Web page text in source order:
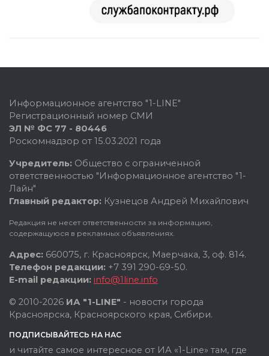
Информационное агентство "1-LINE"
Регистрационный номер СМИ
ЭЛ № ФС 77 - 80446
Роскомнадзор от 15.03.2021 года
Учредитель: Общество с ограниченной
ответственностью "Информационное агентство "1-
Лайн"
Главный редактор: Кузнецов Андрей Михайлович
Редакция не несет ответственности за информацию,
содержащуюся в рекламных объявлениях.
Адрес: 660075, г. Красноярск, Маерчака, 3, оф. 814.
Телефон редакции: +7 391 290-69-50.
E-mail редакции: info@1line.info
© 2010-2026 ИА "1-LINE" - новости города
Красноярска, Красноярского края, Сибири.
ПОДПИСЫВАЙТЕСЬ НА НАС
и читайте самое интересное от ИА «1-Line» там, где